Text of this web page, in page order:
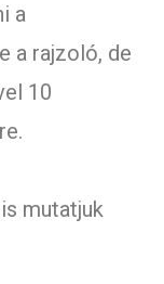
a
a rajzoló, de
10
mutatjuk